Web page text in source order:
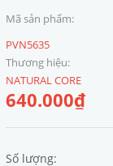
Mã sản phẩm:
PVN5635
Thương hiệu:
NATURAL CORE
640.000₫
Số lượng: